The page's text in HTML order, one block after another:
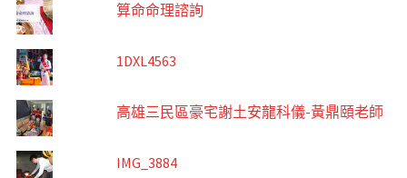
算命命理諮詢
1DXL4563
高雄三民區豪宅謝土安龍科儀-黃鼎頤老師
IMG_3884